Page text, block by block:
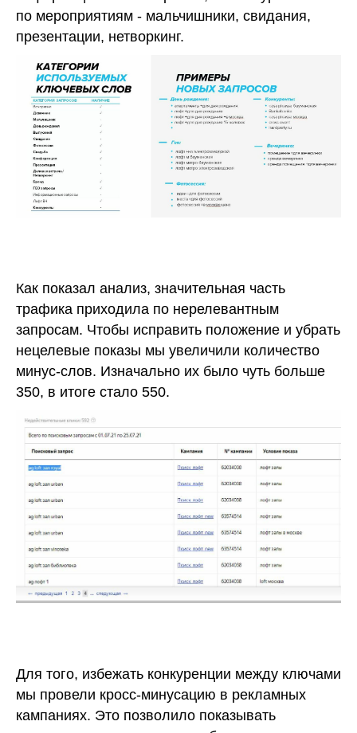
по мероприятиям - мальчишники, свидания,
презентации, нетворкинг.
Как показал анализ, значительная часть
трафика приходила по нерелевантным
запросам. Чтобы исправить положение и убрать
нецелевые показы мы увеличили количество
минус-слов. Изначально их было чуть больше
350, в итоге стало 550.
Для того, избежать конкуренции между ключами
мы провели кросс-минусацию в рекламных
кампаниях. Это позволило показывать